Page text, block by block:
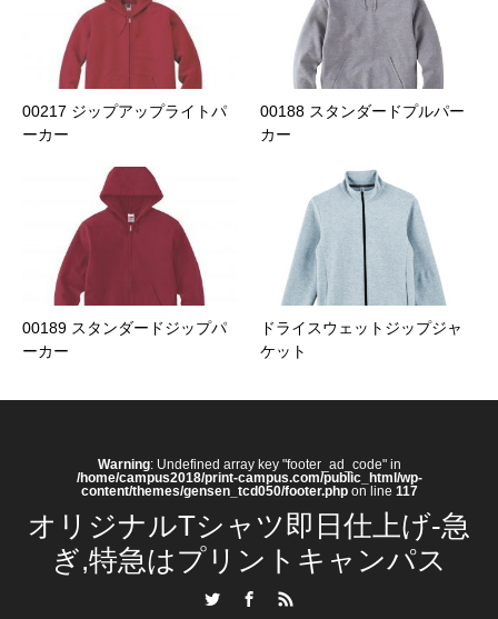
00217 ジップアップライトパ
ーカー
00188 スタンダードプルパー
カー
00189 スタンダードジップパ
ーカー
ドライスウェットジップジャ
ケット
Warning: Undefined array key "footer_ad_code" in
/home/campus2018/print-campus.com/public_html/wp-
content/themes/gensen_tcd050/footer.phpon line 117
オリジナルTシャツ即日仕上げ-急
ぎ,特急はプリントキャンパス